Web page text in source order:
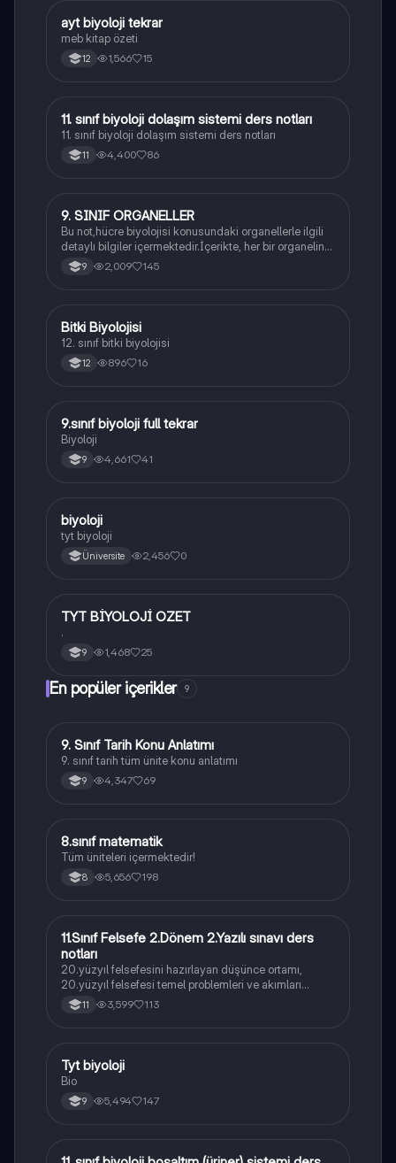
Biyoloji
ayt biyoloji tekrar
meb kitap özeti
12 1,566 15
Biyoloji
11. sınıf biyoloji dolaşım sistemi ders notları
11. sınıf biyoloji dolaşım sistemi ders notları
11 4,400 86
Biyoloji
9. SINIF ORGANELLER
Bu not,hücre biyolojisi konusundaki organellerle ilgili
detaylı bilgiler içermektedir.İçerikte, her bir organelin
yapısı,fonksiyonları ve hücre içindeki rolü
açıklanmaktadır.
9 2,009 145
Biyoloji
Bitki Biyolojisi
12. sınıf bitki biyolojisi
12 896 16
Biyoloji
9.sınıf biyoloji full tekrar
Biyoloji
9 4,661 41
BBiyoloji
biyoloji
tyt biyoloji
Üniversite 2,456 0
Biyoloji
TYT BİYOLOJİ OZET
.
9 1,468 25
En popüler içerikler 9
Tarih
9. Sınıf Tarih Konu Anlatımı
9. sınıf tarih tüm ünite konu anlatımı
9 4,347 69
Matematik
8.sınıf matematik
Tüm üniteleri içermektedir!
8 5,656 198
Felsefe
11.Sınıf Felsefe 2.Dönem 2.Yazılı sınavı ders
notları
20.yüzyıl felsefesini hazırlayan düşünce ortamı,
20.yüzyıl felsefesi temel problemleri ve akımları
konularını içermektedir
11 3,599 113
Biyoloji
Tyt biyoloji
Bio
9 5,494 147